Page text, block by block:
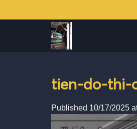
to
tien-do-thi-
Published 10/17/2025